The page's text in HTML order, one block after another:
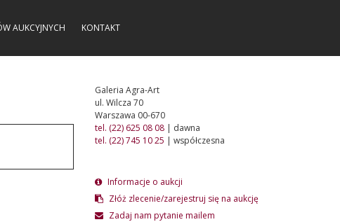
AUKCYJNYCH KONTAKT
Galeria Agra-Art
ul. Wilcza 70
Warszawa 00-670
tel. (22) 625 08 08| dawna
tel. (22) 745 10 25 | współczesna
Informacje o aukcji
Złóż zlecenie/zarejestruj się na aukcję
Zadaj nam pytanie mailem